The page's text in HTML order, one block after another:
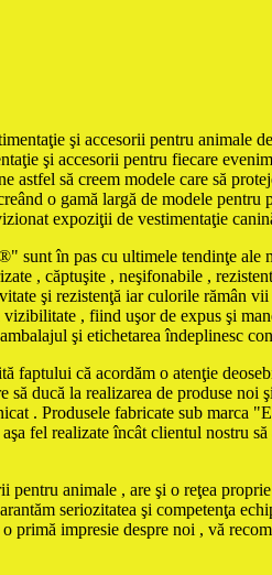
şi accesorii pentru
şi accesorii pentru fiecare
să creem modele care să
o gamă largă de modele
expoziţii de vestimentaţie
în pas cu ultimele tendinţe ale
, căptuşite , neşifonabile ,
şi rezistenţă iar culorile rămân
, fiind uşor de expus şi
şi etichetarea îndeplinesc
faptului că acordăm o atenţie
ducă la realizarea de produse
. Produsele fabricate sub
fel realizate încât clientul nostru
pentru animale , are şi o reţea
seriozitatea şi competenţa
primă impresie despre noi , vă